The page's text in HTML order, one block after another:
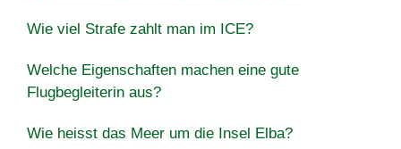
Wie viel Strafe zahlt man im ICE?
Welche Eigenschaften machen eine gute
Flugbegleiterin aus?
Wie heisst das Meer um die Insel Elba?